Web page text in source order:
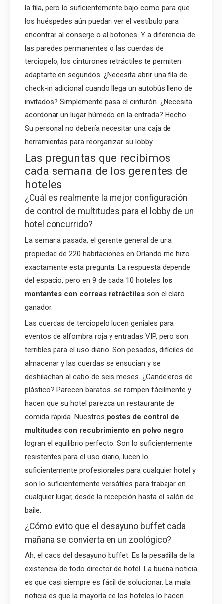
la fila, pero lo suficientemente bajo como para que
los huéspedes aún puedan ver el vestíbulo para
encontrar al conserje o al botones. Y a diferencia de
las paredes permanentes o las cuerdas de
terciopelo, los cinturones retráctiles te permiten
adaptarte en segundos. ¿Necesita abrir una fila de
check-in adicional cuando llega un autobús lleno de
invitados? Simplemente pasa el cinturón. ¿Necesita
acordonar un lugar húmedo en la entrada? Hecho.
Su personal no debería necesitar una caja de
herramientas para reorganizar su lobby.
Las preguntas que recibimos
cada semana de los gerentes de
hoteles
¿Cuál es realmente la mejor configuración
de control de multitudes para el lobby de un
hotel concurrido?
La semana pasada, el gerente general de una
propiedad de 220 habitaciones en Orlando me hizo
exactamente esta pregunta. La respuesta depende
del espacio, pero en 9 de cada 10 hoteles los
montantes con correas retráctiles son el claro
ganador.
Las cuerdas de terciopelo lucen geniales para
eventos de alfombra roja y entradas VIP, pero son
terribles para el uso diario. Son pesados, difíciles de
almacenar y las cuerdas se ensucian y se
deshilachan al cabo de seis meses. ¿Candeleros de
plástico? Parecen baratos, se rompen fácilmente y
hacen que su hotel parezca un restaurante de
comida rápida. Nuestros postes de control de
multitudes con recubrimiento en polvo negro
logran el equilibrio perfecto. Son lo suficientemente
resistentes para el uso diario, lucen lo
suficientemente profesionales para cualquier hotel y
son lo suficientemente versátiles para trabajar en
cualquier lugar, desde la recepción hasta el salón de
baile.
¿Cómo evito que el desayuno buffet cada
mañana se convierta en un zoológico?
Ah, el caos del desayuno buffet. Es la pesadilla de la
existencia de todo director de hotel. La buena noticia
es que casi siempre es fácil de solucionar. La mala
noticia es que la mayoría de los hoteles lo hacen